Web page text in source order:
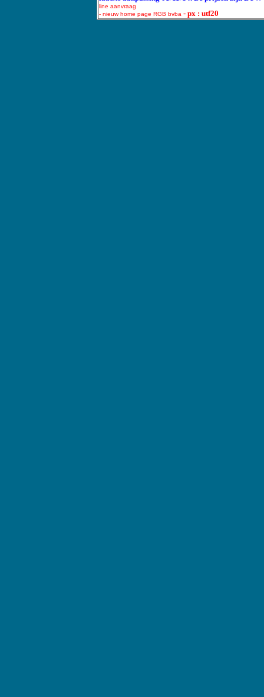
line aanvraag
- nieuw home page RGB bvba - px : utf20